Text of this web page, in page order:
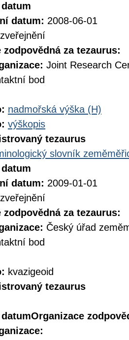
datum: 2008-06-01
zveřejnění
zodpovědná za tezaurus:
Joint Research
bod
nadmořská výška (H)
výškopis
tezaurus
slovník
datum: 2009-01-01
zveřejnění
zodpovědná za tezaurus:
Český úřad
bod
kvazigeoid
tezaurus
Organizace